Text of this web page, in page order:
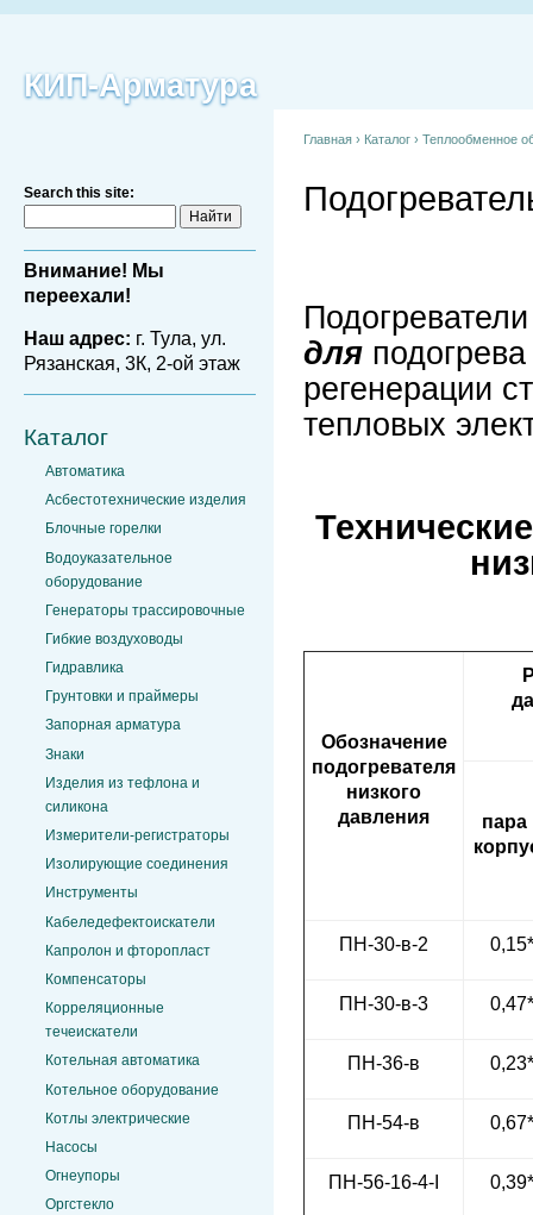
КИП-Арматура
Search this site:
Внимание! Мы
переехали!
Наш адрес: г. Тула, ул.
Рязанская, 3К, 2-ой этаж
Каталог
Автоматика
Асбестотехнические изделия
Блочные горелки
Водоуказательное
оборудование
Генераторы трассировочные
Гибкие воздуховоды
Гидравлика
Грунтовки и праймеры
Запорная арматура
Знаки
Изделия из тефлона и
силикона
Измерители-регистраторы
Изолирующие соединения
Инструменты
Кабеледефектоискатели
Капролон и фторопласт
Компенсаторы
Корреляционные
течеискатели
Котельная автоматика
Котельное оборудование
Котлы электрические
Насосы
Огнеупоры
Оргстекло
Главная › Каталог › Теплообменное
для
регенерации
тепловых
Обозначение
подогревателя
низкого
давления
пара
ПН-30-в-2 0,15*
ПН-30-в-3 0,47*
ПН-36-в 0,23*
ПН-54-в 0,67*
ПН-56-16-4-I 0,39*